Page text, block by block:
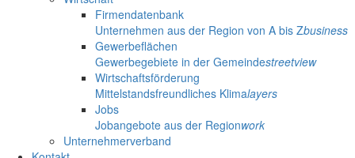
Firmendatenbank
Unternehmen aus der Region von A bis Zbusiness
Gewerbeflächen
Gewerbegebiete in der Gemeindestreetview
Wirtschaftsförderung
Mittelstandsfreundliches Klimalayers
Jobs
Jobangebote aus der Regionwork
Unternehmerverband